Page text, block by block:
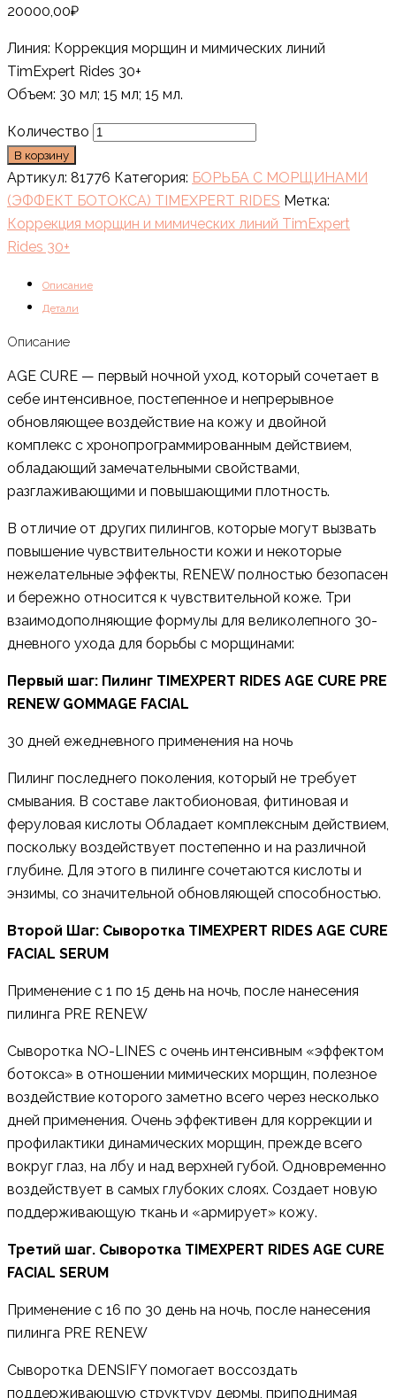
20000,00₽
Линия: Коррекция морщин и мимических линий
TimExpert Rides 30+
Объем: 30 мл; 15 мл; 15 мл.
Количество
В корзину
Артикул: 81776 Категория: БОРЬБА С МОРЩИНАМИ
(ЭФФЕКТ БОТОКСА) TIMEXPERT RIDES Метка:
Коррекция морщин и мимических линий TimExpert
Rides 30+
Описание
Детали
Описание
AGE CURE — первый ночной уход, который сочетает в
себе интенсивное, постепенное и непрерывное
обновляющее воздействие на кожу и двойной
комплекс с хронопрограммированным действием,
обладающий замечательными свойствами,
разглаживающими и повышающими плотность.
В отличие от других пилингов, которые могут вызвать
повышение чувствительности кожи и некоторые
нежелательные эффекты, RENEW полностью безопасен
и бережно относится к чувствительной коже. Три
взаимодополняющие формулы для великолепного 30-
дневного ухода для борьбы с морщинами:
Первый шаг: Пилинг TIMEXPERT RIDES AGE CURE PRE
RENEW GOMMAGE FACIAL
30 дней ежедневного применения на ночь
Пилинг последнего поколения, который не требует
смывания. В составе лактобионовая, фитиновая и
феруловая кислоты Обладает комплексным действием,
поскольку воздействует постепенно и на различной
глубине. Для этого в пилинге сочетаются кислоты и
энзимы, со значительной обновляющей способностью.
Второй Шаг: Сыворотка TIMEXPERT RIDES AGE CURE
FACIAL SERUM
Применение с 1 по 15 день на ночь, после нанесения
пилинга PRE RENEW
Сыворотка NO-LINES с очень интенсивным «эффектом
ботокса» в отношении мимических морщин, полезное
воздействие которого заметно всего через несколько
дней применения. Очень эффективен для коррекции и
профилактики динамических морщин, прежде всего
вокруг глаз, на лбу и над верхней губой. Одновременно
воздействует в самых глубоких слоях. Создает новую
поддерживающую ткань и «армирует» кожу.
Третий шаг. Сыворотка TIMEXPERT RIDES AGE CURE
FACIAL SERUM
Применение с 16 по 30 день на ночь, после нанесения
пилинга PRE RENEW
Сыворотка DENSIFY помогает воссоздать
поддерживающую структуру дермы, приподнимая